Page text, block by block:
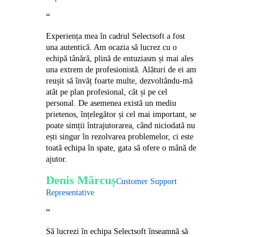
“
Experiența mea în cadrul Selectsoft a fost
una autentică. Am ocazia să lucrez cu o
echipă tânără, plină de entuziasm și mai ales
una extrem de profesionistă. Alături de ei am
reușit să învăț foarte multe, dezvoltându-mă
atât pe plan profesional, cât și pe cel
personal. De asemenea există un mediu
prietenos, înțelegător și cel mai important, se
poate simții întrajutorarea, când niciodată nu
ești singur în rezolvarea problemelor, ci este
toată echipa în spate, gata să ofere o mână de
ajutor.
Denis MărcușCustomer Support
Representative
“
Să lucrezi în echipa Selectsoft înseamnă să